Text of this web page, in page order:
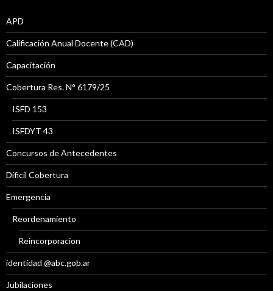
APD
Calificación Anual Docente (CAD)
Capacitación
Cobertura Res. N° 6179/25
ISFD 153
ISFDYT 43
Concursos de Antecedentes
Díficil Cobertura
Emergencia
Reordenamiento
Reincorporacion
identidad @abc.gob.ar
Jubilaciones